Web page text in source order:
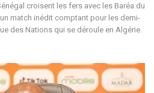
croisent les fers avec les Baréa du
match inédit comptant pour les demi-
des Nations qui se déroule en Algérie.